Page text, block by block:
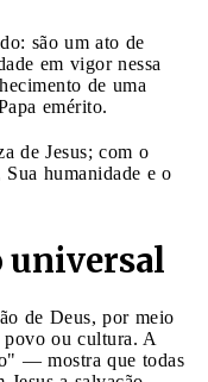
são um ato de
em vigor nessa
de uma
emérito.
de Jesus; com o
humanidade e o
universal
de Deus, por meio
ou cultura. A
— mostra que todas